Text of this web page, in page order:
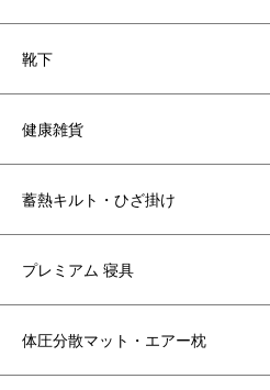
靴下
健康雑貨
蓄熱キルト・ひざ掛け
プレミアム 寝具
体圧分散マット・エアー枕